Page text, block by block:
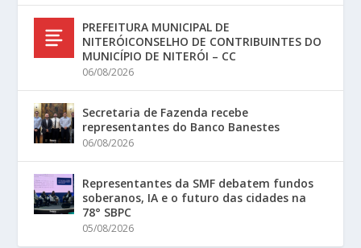
PREFEITURA MUNICIPAL DE
NITERÓICONSELHO DE CONTRIBUINTES DO
MUNICÍPIO DE NITERÓI – CC
06/08/2026
Secretaria de Fazenda recebe
representantes do Banco Banestes
06/08/2026
Representantes da SMF debatem fundos
soberanos, IA e o futuro das cidades na
78° SBPC
05/08/2026